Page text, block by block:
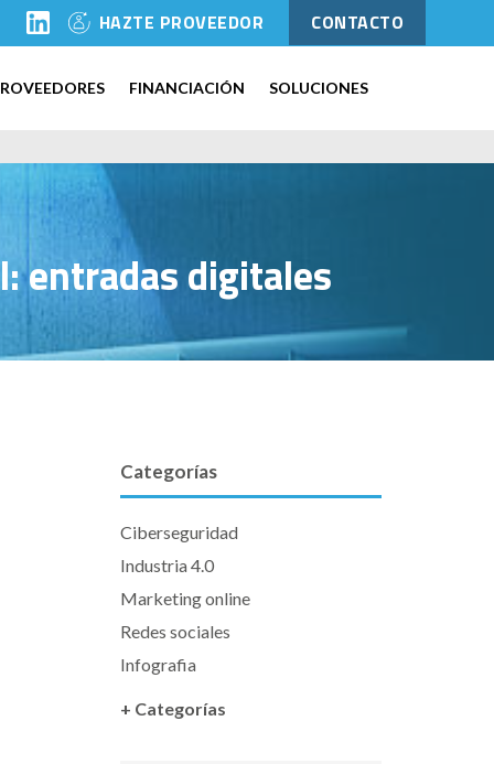
HAZTE PROVEEDOR CONTACTO
FINANCIACIÓN SOLUCIONES
entradas digitales
Categorías
Ciberseguridad
Industria 4.0
Marketing online
Redes sociales
Infografia
+ Categorías